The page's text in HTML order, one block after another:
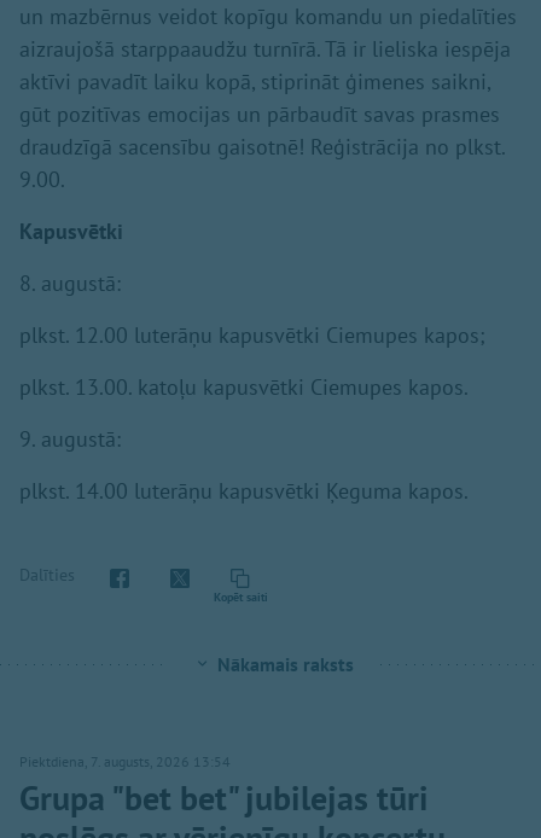
un mazbērnus veidot kopīgu komandu un piedalīties
aizraujošā starppaaudžu turnīrā. Tā ir lieliska iespēja
aktīvi pavadīt laiku kopā, stiprināt ģimenes saikni,
gūt pozitīvas emocijas un pārbaudīt savas prasmes
draudzīgā sacensību gaisotnē! Reģistrācija no plkst.
9.00.
Kapusvētki
8. augustā:
plkst. 12.00 luterāņu kapusvētki Ciemupes kapos;
plkst. 13.00. katoļu kapusvētki Ciemupes kapos.
9. augustā:
plkst. 14.00 luterāņu kapusvētki Ķeguma kapos.
Dalīties
Kopēt saiti
Nākamais raksts
Piektdiena, 7. augusts, 2026 13:54
Grupa "bet bet" jubilejas tūri